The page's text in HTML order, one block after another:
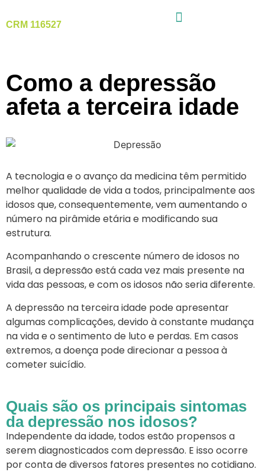
CRM 116527
Como a depressão
afeta a terceira idade
A tecnologia e o avanço da medicina têm permitido
melhor qualidade de vida a todos, principalmente aos
idosos que, consequentemente, vem aumentando o
número na pirâmide etária e modificando sua
estrutura.
Acompanhando o crescente número de idosos no
Brasil, a depressão está cada vez mais presente na
vida das pessoas, e com os idosos não seria diferente.
A depressão na terceira idade pode apresentar
algumas complicações, devido à constante mudança
na vida e o sentimento de luto e perdas. Em casos
extremos, a doença pode direcionar a pessoa à
cometer suicídio.
Quais são os principais sintomas
da depressão nos idosos?
Independente da idade, todos estão propensos a
serem diagnosticados com depressão. E isso ocorre
por conta de diversos fatores presentes no cotidiano.